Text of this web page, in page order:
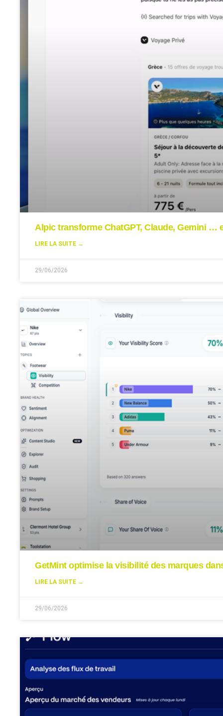
Alpic transforme ChatGPT, Claude, Gemini …
LIRE LA SUITE →
29/06/2026
GetMint optimise la visibilité des marques
LIRE LA SUITE →
29/06/2026